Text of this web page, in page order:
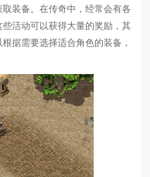
装备。在传奇中，经常会有各
活动可以获得大量的奖励，其
据需要选择适合角色的装备，